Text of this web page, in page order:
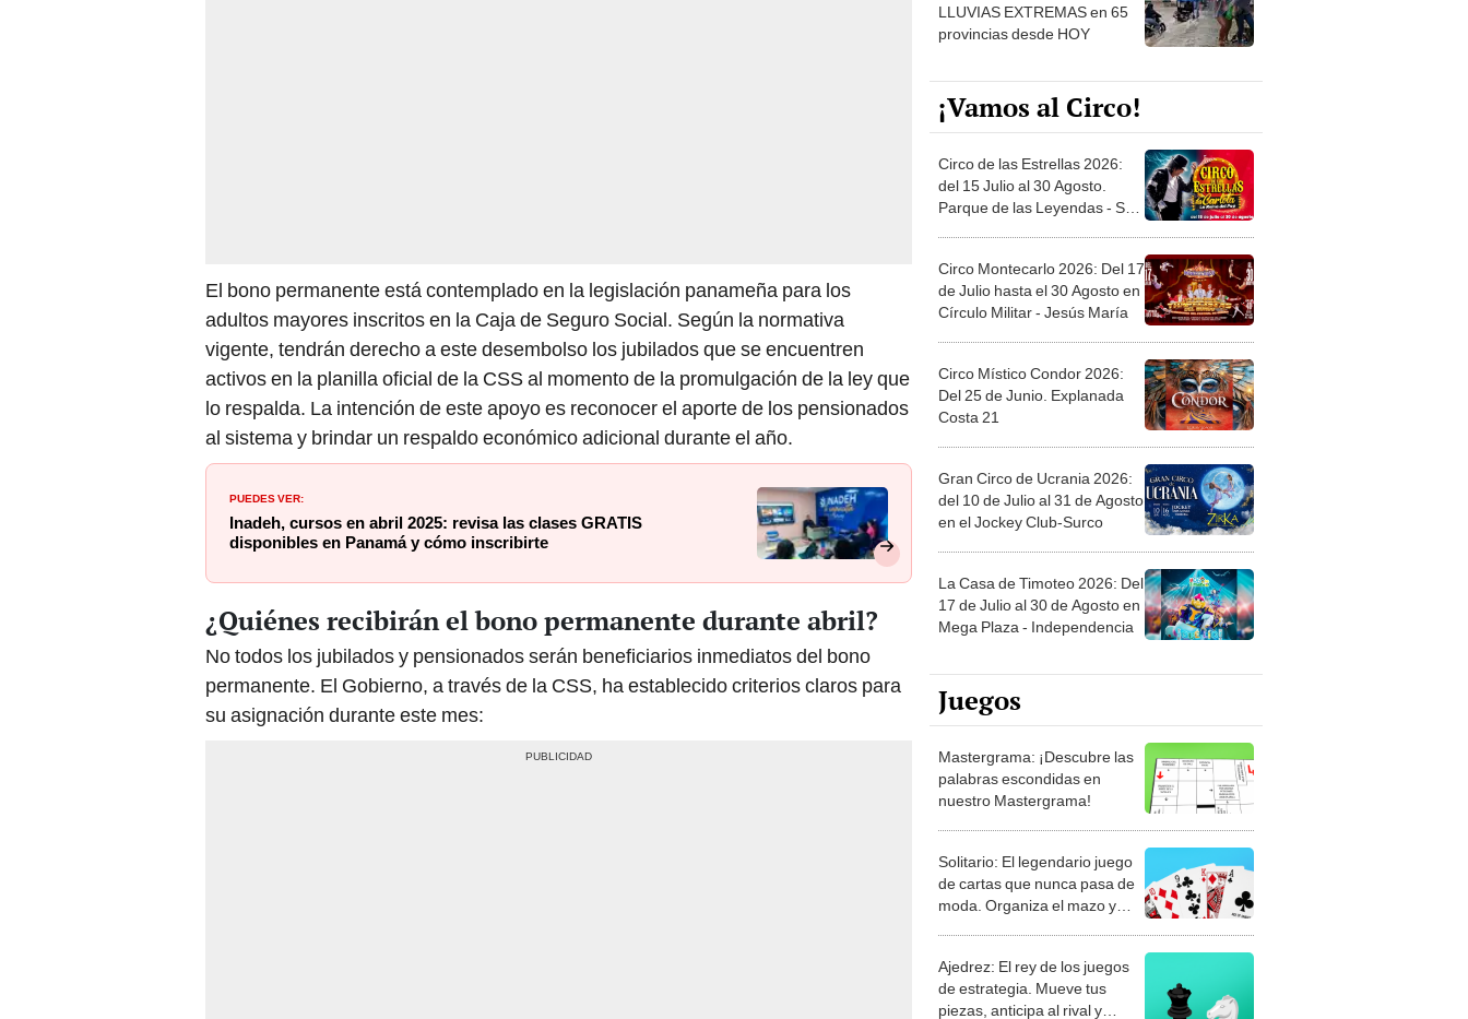
El bono permanente está contemplado en la legislación panameña para los
adultos mayores inscritos en la Caja de Seguro Social. Según la normativa
vigente, tendrán derecho a este desembolso los jubilados que se encuentren
activos en la planilla oficial de la CSS al momento de la promulgación de la ley que
lo respalda. La intención de este apoyo es reconocer el aporte de los pensionados
al sistema y brindar un respaldo económico adicional durante el año.
PUEDES VER:
Inadeh, cursos en abril 2025: revisa las clases GRATIS
disponibles en Panamá y cómo inscribirte
¿Quiénes recibirán el bono permanente durante abril?
No todos los jubilados y pensionados serán beneficiarios inmediatos del bono
permanente. El Gobierno, a través de la CSS, ha establecido criterios claros para
su asignación durante este mes:
LLUVIAS EXTREMAS en 65
provincias desde HOY
¡Vamos al Circo!
Circo de las Estrellas 2026:
del 15 Julio al 30 Agosto.
Parque de las Leyendas - San
Circo Montecarlo 2026: Del 17
de Julio hasta el 30 Agosto en
Círculo Militar - Jesús María
Circo Místico Condor 2026:
Del 25 de Junio. Explanada
Costa 21
Gran Circo de Ucrania 2026:
del 10 de Julio al 31 de Agosto
en el Jockey Club-Surco
La Casa de Timoteo 2026: Del
17 de Julio al 30 de Agosto en
Mega Plaza - Independencia
Juegos
Mastergrama: ¡Descubre las
palabras escondidas en
nuestro Mastergrama!
Solitario: El legendario juego
de cartas que nunca pasa de
moda. Organiza el mazo y
Ajedrez: El rey de los juegos
de estrategia. Mueve tus
piezas, anticipa al rival y